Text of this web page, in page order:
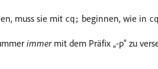
muss sie mit cq; beginnen, wie in
immermit dem Präfix „-p“ zu